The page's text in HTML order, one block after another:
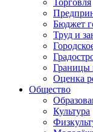
Торговля
Бюджет
Труд и
Границы
Оценка
Общество
Культура